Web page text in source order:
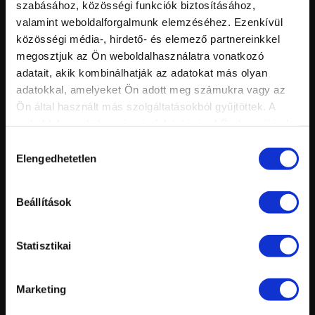
szabásához, közösségi funkciók biztosításához,
valamint weboldalforgalmunk elemzéséhez. Ezenkívül
közösségi média-, hirdető- és elemező partnereinkkel
megosztjuk az Ön weboldalhasználatra vonatkozó
adatait, akik kombinálhatják az adatokat más olyan
adatokkal, amelyeket Ön adott meg számukra vagy az
Ön által használt más szolgáltatásokból gyűjtöttek. A
kiválasztása
Elengedhetetlen
Beállítások
Statisztikai
Marketing
Értékelés:
Feltöltve:
Nézettség:
Értékelés: